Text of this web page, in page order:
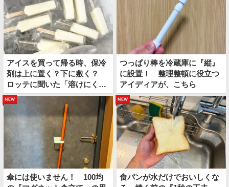
アイスを買って帰る時、保冷
剤は上に置く？下に敷く？
ロッテに聞いた「溶けにくい
持ち帰り方」
つっぱり棒を冷蔵庫に『縦』
に設置！ 整理整頓に役立つ
アイディアが、こちら
傘には使いません！ 100均
new
食パンが水だけでおいしくな